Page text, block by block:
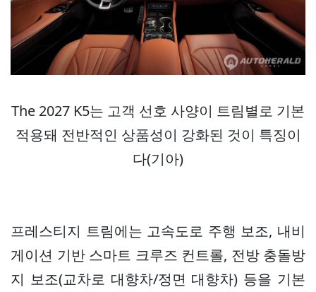
The 2027 K5는 고객 선호 사양이 트림별로 기본
적용돼 전반적인 상품성이 강화된 것이 특징이
다(기아)
프레스티지 트림에는 고속도로 주행 보조, 내비
게이션 기반 스마트 크루즈 컨트롤, 전방 충돌방
지 보조(교차로 대향차/정면 대향차) 등을 기본